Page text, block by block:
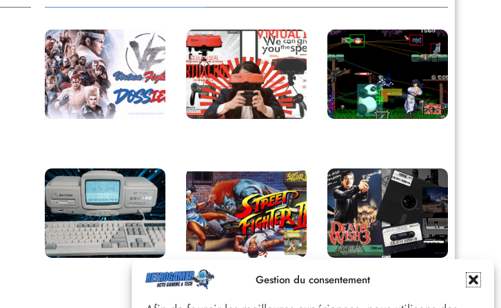
Gestion du consentement
incroyable et inconnue
Street Fighter II :
L’Odyssée d’une
Death Wish 3 C64 :
Quand la violence 8